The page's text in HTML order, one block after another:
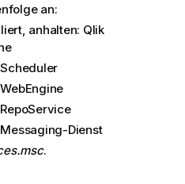
an:
anhalten: Qlik
Scheduler
WebEngine
RepoService
Dienst
.